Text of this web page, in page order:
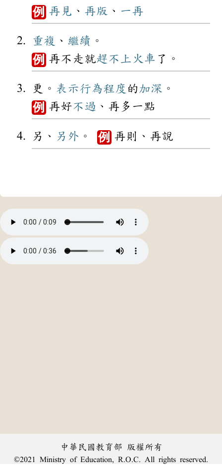
例 再見 、 再版 、 一再
重複 、 繼續 。
例 再不走就趕不上 火車 了。
更。 表示行為程度 的 加深 。
例 再好不過 、再多一點
另、 另外 。 例 再則、再說
中華民國教育部 版權所有
©2021 Ministry of Education, R.O.C. All rights reserved.